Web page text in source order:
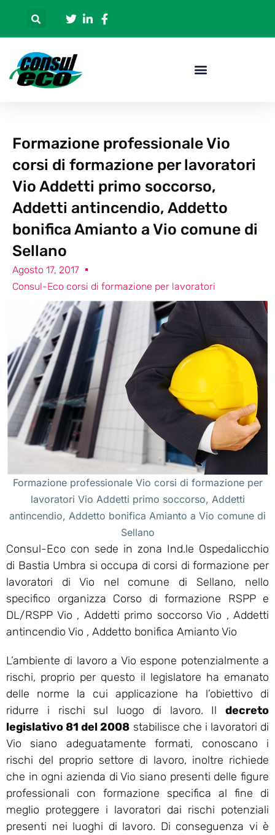
Formazione professionale Vio
corsi di formazione per lavoratori
Vio Addetti primo soccorso,
Addetti antincendio, Addetto
bonifica Amianto a Vio comune di
Sellano
Agosto 17, 2017
Consul-Eco corsi di formazione per lavoratori
Formazione professionale Vio corsi di formazione per
lavoratori Vio Addetti primo soccorso, Addetti
antincendio, Addetto bonifica Amianto a Vio comune di
Sellano
Consul-Eco con sede in zona Ind.le Ospedalicchio
di Bastia Umbra si occupa di corsi di formazione per
lavoratori di Vio nel comune di Sellano, nello
specifico organizza Corso di formazione RSPP e
DL/RSPP Vio , Addetti primo soccorso Vio , Addetti
antincendio Vio , Addetto bonifica Amianto Vio
L’ambiente di lavoro a Vio espone potenzialmente a
rischi, proprio per questo il legislatore ha emanato
delle norme la cui applicazione ha l’obiettivo di
ridurre i rischi sul luogo di lavoro. Il decreto
legislativo 81 del 2008 stabilisce che i lavoratori di
Vio siano adeguatamente formati, conoscano i
rischi del proprio settore di lavoro, inoltre richiede
che in ogni azienda di Vio siano presenti delle figure
professionali con formazione specifica al fine di
meglio proteggere i lavoratori dai rischi potenziali
presenti nei luoghi di lavoro. Di conseguenza vi è